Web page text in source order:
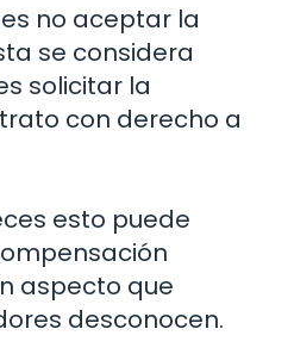
no aceptar la
se considera
solicitar la
con derecho a
esto puede
aspecto que
desconocen.